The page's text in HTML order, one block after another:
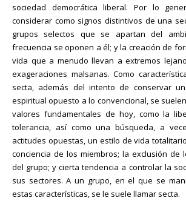
sociedad democrática liberal. Por lo
considerar como signos distintivos de una
grupos selectos que se apartan del
frecuencia se oponen a él; y la creación de
vida que a menudo llevan a extremos
exageraciones malsanas. Como
secta, además del intento de conservar
espiritual opuesto a lo convencional, se
valores fundamentales de hoy, como la
tolerancia, así como una búsqueda, a
actitudes opuestas, un estilo de vida
conciencia de los miembros; la exclusión de
del grupo; y cierta tendencia a controlar la
sus sectores. A un grupo, en el que se
estas características, se le suele llamar secta.